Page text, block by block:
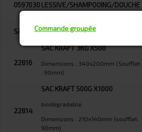
0597030LESSIVE/SHAMPOOING/DOUCHE
SAC2 SAC KRAFT 2KG x1000
22816
SAC KRAFT 3KG X500
Dimensions : 340x200mm (Soufflet
: 90mm)
22814
SAC KRAFT 500G X1000
biodégradable
Dimensions : 210x140mm (soufflet:
90mm)
Commande groupée